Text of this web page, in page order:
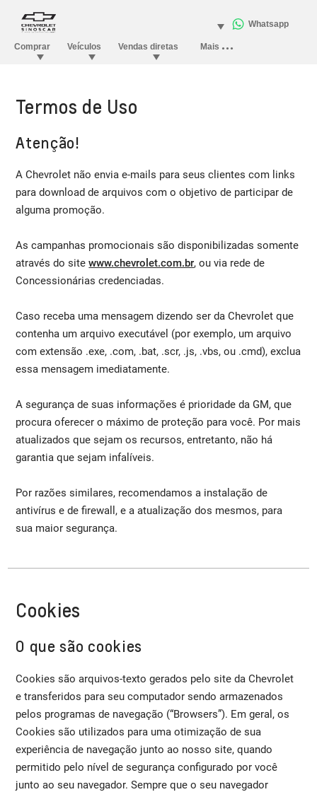
Termos de Uso
Atenção!
A Chevrolet não envia e-mails para seus clientes com links
para download de arquivos com o objetivo de participar de
alguma promoção.
As campanhas promocionais são disponibilizadas somente
através do sitewww.chevrolet.com.br, ou via rede de
Concessionárias credenciadas.
Caso receba uma mensagem dizendo ser da Chevrolet que
contenha um arquivo executável (por exemplo, um arquivo
com extensão .exe, .com, .bat, .scr, .js, .vbs, ou .cmd), exclua
essa mensagem imediatamente.
A segurança de suas informações é prioridade da GM, que
procura oferecer o máximo de proteção para você. Por mais
atualizados que sejam os recursos, entretanto, não há
garantia que sejam infalíveis.
Por razões similares, recomendamos a instalação de
antivírus e de firewall, e a atualização dos mesmos, para
sua maior segurança.
Cookies
O que são cookies
Cookies são arquivos-texto gerados pelo site da Chevrolet
e transferidos para seu computador sendo armazenados
pelos programas de navegação (“Browsers”). Em geral, os
Cookies são utilizados para uma otimização de sua
experiência de navegação junto ao nosso site, quando
permitido pelo nível de segurança configurado por você
junto ao seu navegador. Sempre que o seu navegador